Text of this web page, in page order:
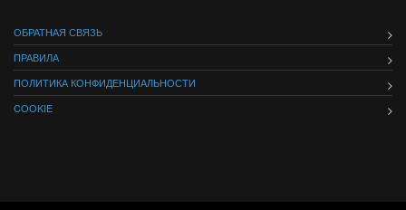
ОБРАТНАЯ СВЯЗЬ
ПРАВИЛА
ПОЛИТИКА КОНФИДЕНЦИАЛЬНОСТИ
COOKIE